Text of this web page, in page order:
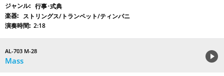
行事･式典
ストリングス/トランペット/ティンパニ
2:18
AL-703 M-28
Mass